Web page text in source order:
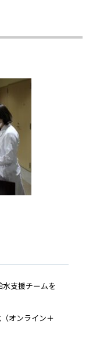
支援チームを
オンライン＋